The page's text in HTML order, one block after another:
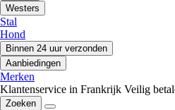
Westers
Stal
Hond
Binnen 24 uur verzonden
Aanbiedingen
Merken
Klantenservice in Frankrijk Veilig
Zoeken